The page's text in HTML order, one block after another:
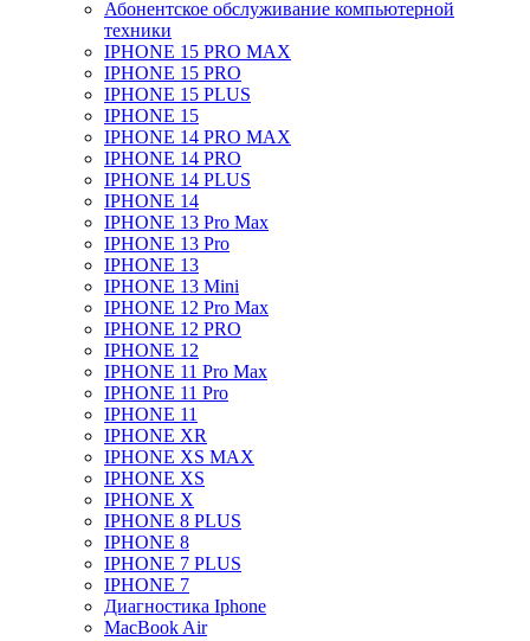
Абонентское обслуживание компьютерной
техники
IPHONE 15 PRO MAX
IPHONE 15 PRO
IPHONE 15 PLUS
IPHONE 15
IPHONE 14 PRO MAX
IPHONE 14 PRO
IPHONE 14 PLUS
IPHONE 14
IPHONE 13 Pro Max
IPHONE 13 Pro
IPHONE 13
IPHONE 13 Mini
IPHONE 12 Pro Max
IPHONE 12 PRO
IPHONE 12
IPHONE 11 Pro Max
IPHONE 11 Pro
IPHONE 11
IPHONE XR
IPHONE XS MAX
IPHONE XS
IPHONE X
IPHONE 8 PLUS
IPHONE 8
IPHONE 7 PLUS
IPHONE 7
Диагностика Iphone
MacBook Air